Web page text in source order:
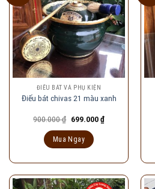
ĐIẾU BÁT VÀ PHỤ KIỆN
Điếu bát chivas 21 màu xanh
900.000₫ Giá
900.000 ₫.
699.000₫Giá
hiện
Mua Ngay